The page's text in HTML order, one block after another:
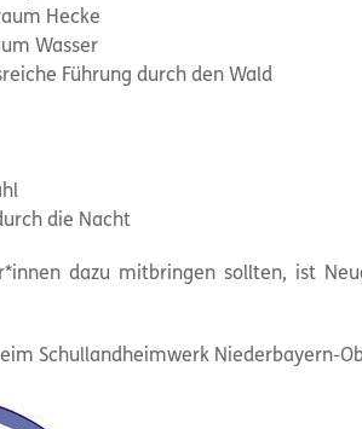
Hecke
Wasser
Führung durch den Wald
die Nacht
dazu mitbringen sollten, ist
Schullandheimwerk Niederbayern-